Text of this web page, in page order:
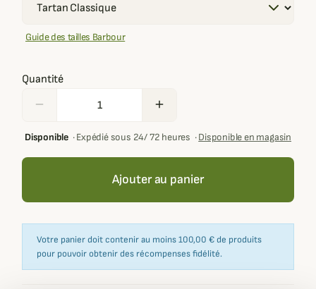
Guide des tailles Barbour
Quantité
remove add
Disponible·Expédié sous 24/ 72 heures ·Disponible en magasin
Ajouter au panier
Votre panier doit contenir au moins 100,00 € de produits
pour pouvoir obtenir des récompenses fidélité.